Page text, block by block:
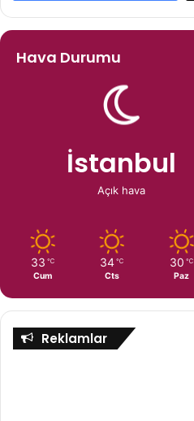
Hava Durumu
İstanbul
Açık hava
33 ℃
Cum
34 ℃
Cts
30 ℃
Paz
Reklamlar